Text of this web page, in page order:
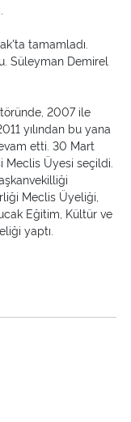
tamamladı.
Süleyman Demirel
2007 ile
yılından bu yana
etti. 30 Mart
Üyesi seçildi.
Meclis Üyeliği,
Eğitim, Kültür ve
yaptı.